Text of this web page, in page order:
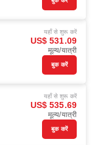
यहाँ से शुरू करें
US$ 531.09
मूल्य/यात्री
बुक करें
यहाँ से शुरू करें
US$ 535.69
मूल्य/यात्री
बुक करें